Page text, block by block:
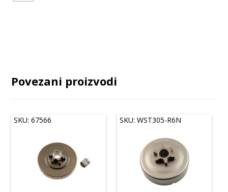
Povezani proizvodi
SKU: 67566 SKU: WST305-R6N